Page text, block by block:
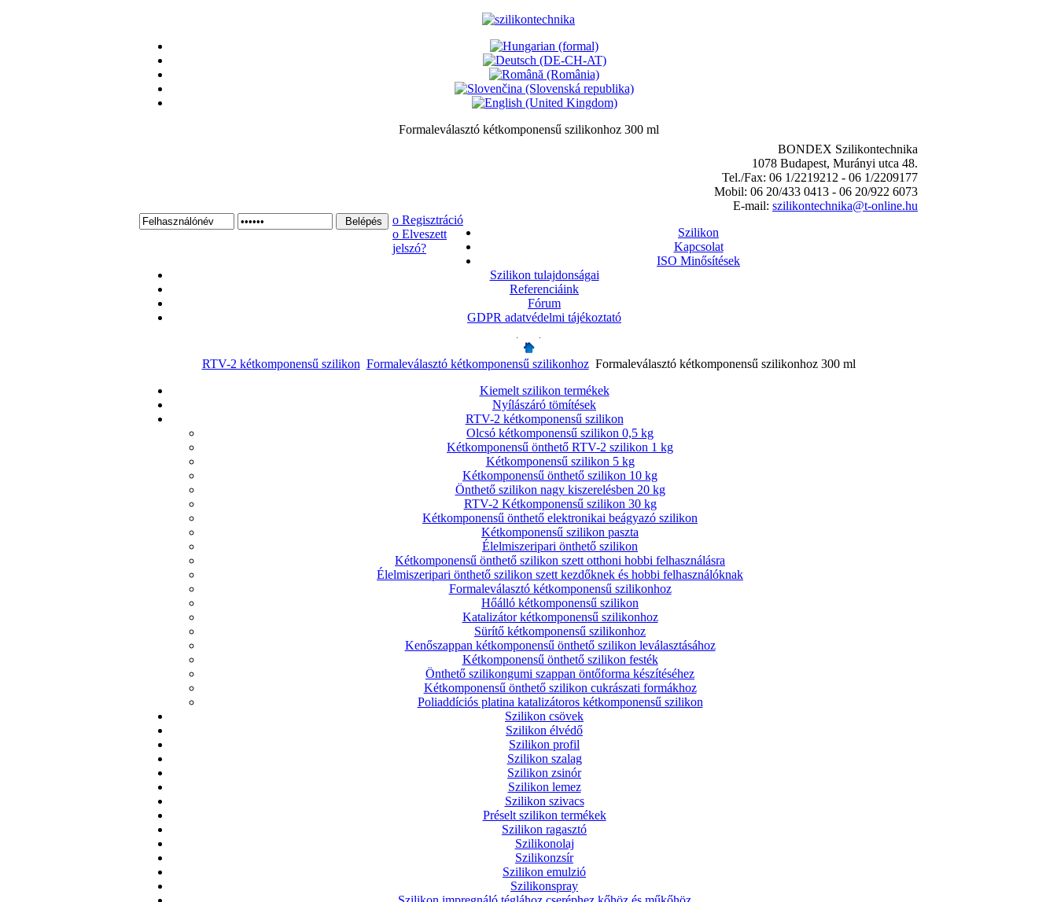
Formaleválasztó kétkomponensű szilikonhoz 300 ml
BONDEX Szilikontechnika
1078 Budapest, Murányi utca 48.
Tel./Fax: 06 1/2219212 - 06 1/2209177
Mobil: 06 20/433 0413 - 06 20/922 6073
E-mail: szilikontechnika@t-online.hu
ο Regisztráció
ο Elveszett
jelszó?
Szilikon
Kapcsolat
ISO Minősítések
Szilikon tulajdonságai
Referenciáink
Fórum
GDPR adatvédelmi tájékoztató
RTV-2 kétkomponensű szilikon Formaleválasztó kétkomponensű szilikonhoz Formaleválasztó kétkomponensű szilikonhoz 300 ml
Kiemelt szilikon termékek
Nyílászáró tömítések
RTV-2 kétkomponensű szilikon
Olcsó kétkomponensű szilikon 0,5 kg
Kétkomponensű önthető RTV-2 szilikon 1 kg
Kétkomponensű szilikon 5 kg
Kétkomponensű önthető szilikon 10 kg
Önthető szilikon nagy kiszerelésben 20 kg
RTV-2 Kétkomponensű szilikon 30 kg
Kétkomponensű önthető elektronikai beágyazó szilikon
Kétkomponensű szilikon paszta
Élelmiszeripari önthető szilikon
Kétkomponensű önthető szilikon szett otthoni hobbi felhasználásra
Élelmiszeripari önthető szilikon szett kezdőknek és hobbi felhasználóknak
Formaleválasztó kétkomponensű szilikonhoz
Hőálló kétkomponensű szilikon
Katalizátor kétkomponensű szilikonhoz
Sürítő kétkomponensű szilikonhoz
Kenőszappan kétkomponensű önthető szilikon leválasztásához
Kétkomponensű önthető szilikon festék
Önthető szilikongumi szappan öntőforma készítéséhez
Kétkomponensű önthető szilikon cukrászati formákhoz
Poliaddíciós platina katalizátoros kétkomponensű szilikon
Szilikon csövek
Szilikon élvédő
Szilikon profil
Szilikon szalag
Szilikon zsinór
Szilikon lemez
Szilikon szivacs
Préselt szilikon termékek
Szilikon ragasztó
Szilikonolaj
Szilikonzsír
Szilikon emulzió
Szilikonspray